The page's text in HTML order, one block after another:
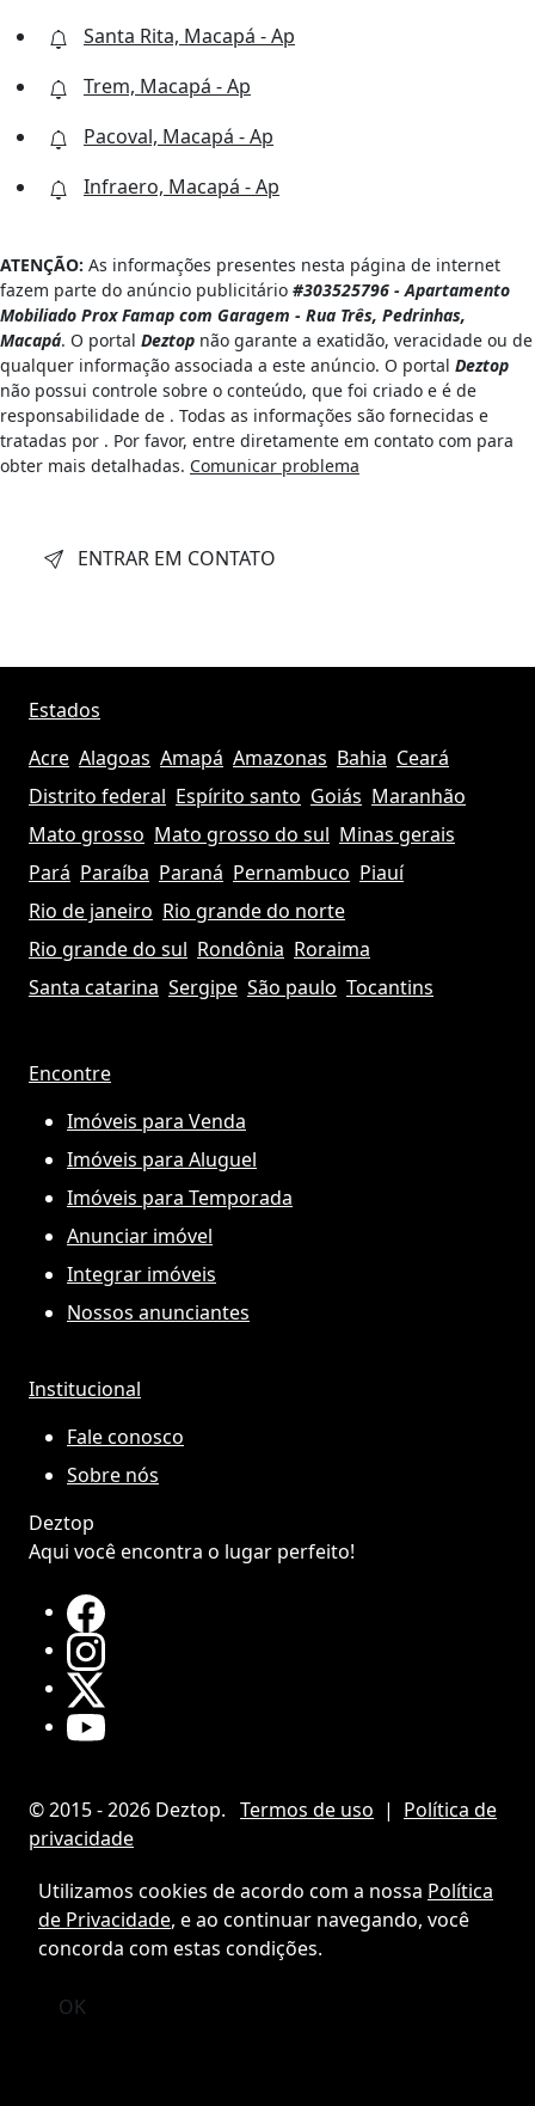
Santa Rita, Macapá - Ap
Trem, Macapá - Ap
Pacoval, Macapá - Ap
Infraero, Macapá - Ap
ATENÇÃO: As informações presentes nesta página de internet
fazem parte do anúncio publicitário #303525796 - Apartamento
Mobiliado Prox Famap com Garagem - Rua Três, Pedrinhas,
Macapá. O portal Deztop não garante a exatidão, veracidade ou de
qualquer informação associada a este anúncio. O portal Deztop
não possui controle sobre o conteúdo, que foi criado e é de
responsabilidade de . Todas as informações são fornecidas e
tratadas por . Por favor, entre diretamente em contato com para
obter mais detalhadas. Comunicar problema
ENTRAR EM CONTATO
Estados
Acre Alagoas Amapá Amazonas Bahia Ceará
Distrito federal Espírito santo Goiás Maranhão
Mato grosso Mato grosso do sul Minas gerais
Pará Paraíba Paraná Pernambuco Piauí
Rio de janeiro Rio grande do norte
Rio grande do sul Rondônia Roraima
Santa catarina Sergipe São paulo Tocantins
Encontre
Imóveis para Venda
Imóveis para Aluguel
Imóveis para Temporada
Anunciar imóvel
Integrar imóveis
Nossos anunciantes
Institucional
Fale conosco
Sobre nós
Deztop
Aqui você encontra o lugar perfeito!
© 2015 - 2026 Deztop. Termos de uso | Política de
privacidade
Utilizamos cookies de acordo com a nossa Política
de Privacidade, e ao continuar navegando, você
concorda com estas condições.
OK